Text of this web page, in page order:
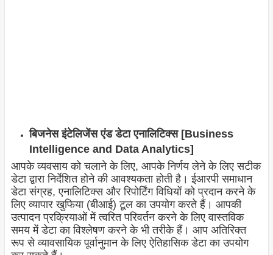
बिजनेस इंटेलिजेंस एंड डेटा एनालिटिक्स [Business
Intelligence and Data Analytics]
आपके व्यवसाय को चलाने के लिए, आपके निर्णय लेने के लिए सटीक
डेटा द्वारा निर्देशित होने की आवश्यकता होती है। ईआरपी समाधान
डेटा संग्रह, एनालिटिक्स और रिपोर्टिंग विधियों को प्रदान करने के
लिए व्यापार खुफिया (बीआई) टूल का उपयोग करते हैं। आपकी
उत्पादन प्रक्रियाओं में त्वरित परिवर्तन करने के लिए वास्तविक
समय में डेटा का विश्लेषण करने के भी तरीके हैं। आप अतिरिक्त
रूप से व्यावसायिक पूर्वानुमान के लिए ऐतिहासिक डेटा का उपयोग